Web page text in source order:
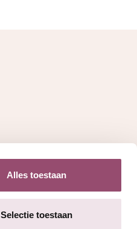
Alles toestaan
Selectie toestaan